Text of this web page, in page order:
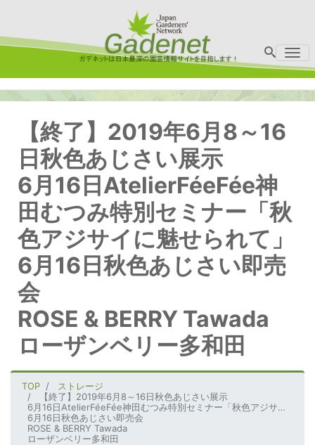
【終了】2019年6月8～16
日秋色あじさい展示
6月16日AtelierFéeFée神
田むつみ特別セミナー「秋
色アジサイに魅せられて」
6月16日秋色あじさい即売
会
ROSE & BERRY Tawada
ローザンベリー多和田
TOP
ストレージ
【終了】2019年6月8～16日秋色あじさい展示
6月16日AtelierFéeFée神田むつみ特別セミナー「秋色アジサイに魅せられて」
6月16日秋色あじさい即売会
ROSE & BERRY Tawada
ローザンベリー多和田